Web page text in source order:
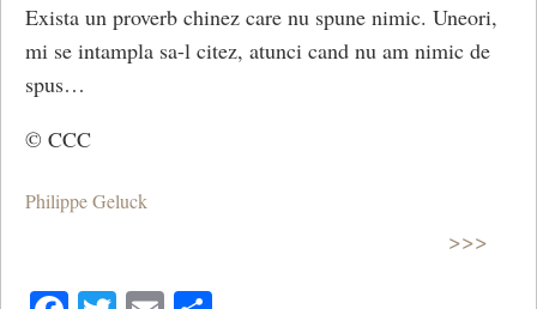
Exista un proverb chinez care nu spune nimic. Uneori,
mi se intampla sa-l citez, atunci cand nu am nimic de
spus…
© CCC
Philippe Geluck
>>>